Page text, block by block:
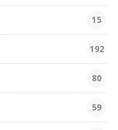
15
192
80
59